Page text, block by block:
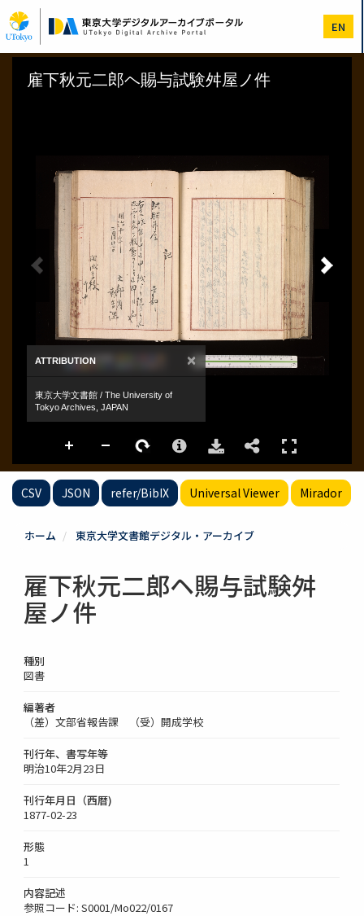
イ
ン
コ
EN
CSV JSON refer/BibIX Universal Viewer Mirador
ホーム 東京大学文書館デジタル・アーカイブ
雇下秋元二郎ヘ賜与試験舛
屋ノ件
種別
図書
編著者
（差）文部省報告課 （受）開成学校
刊行年、書写年等
明治10年2月23日
刊行年月日（西暦)
1877-02-23
形態
1
内容記述
参照コード: S0001/Mo022/0167